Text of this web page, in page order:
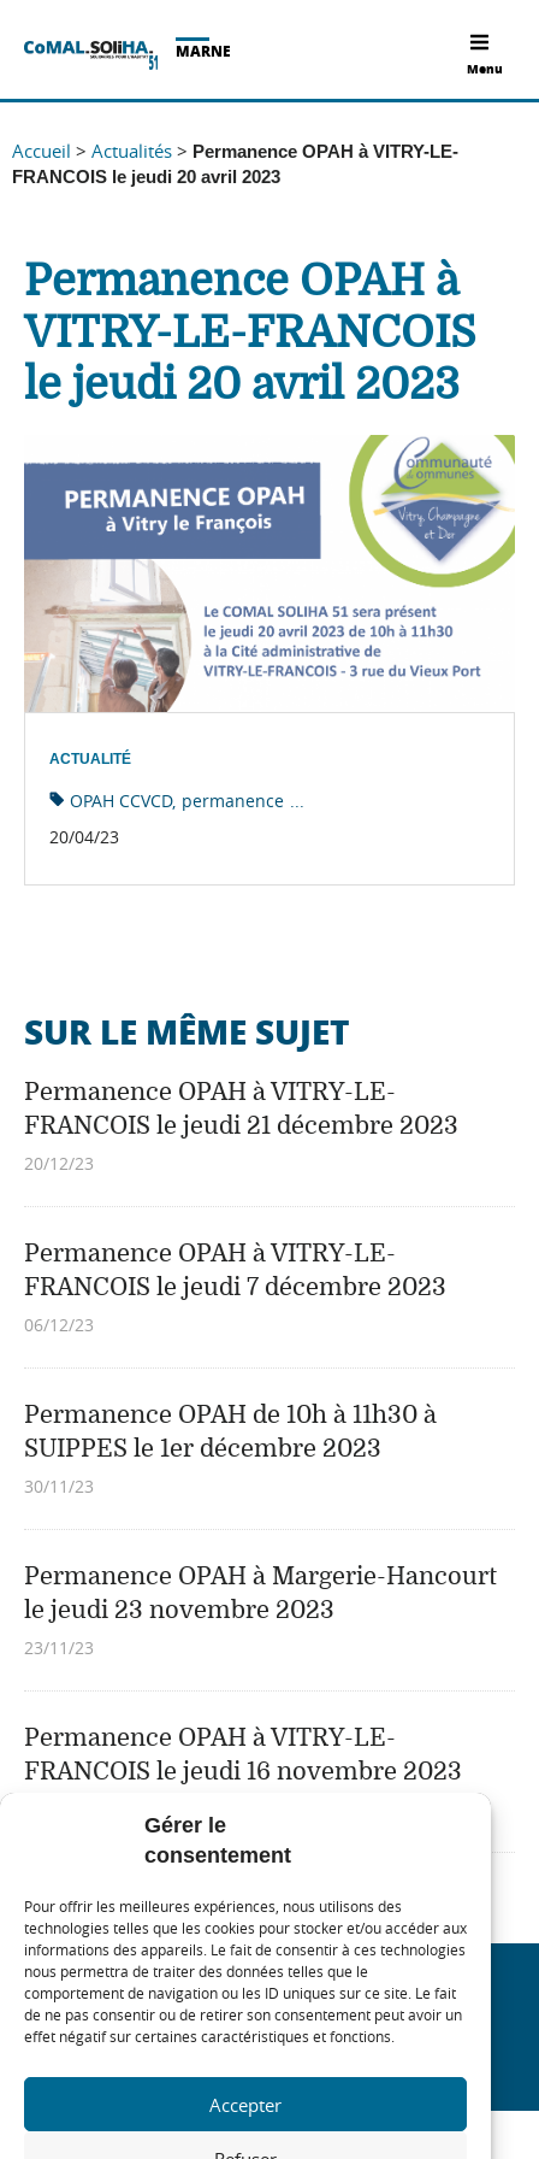
Gérer le
consentement
Pour offrir les meilleures expériences, nous utilisons des
technologies telles que les cookies pour stocker et/ou accéder aux
informations des appareils. Le fait de consentir à ces technologies
nous permettra de traiter des données telles que le
comportement de navigation ou les ID uniques sur ce site. Le fait
de ne pas consentir ou de retirer son consentement peut avoir un
effet négatif sur certaines caractéristiques et fonctions.
Accepter
Menu
MARNE
Accueil > Actualités > Permanence OPAH à VITRY-LE-
FRANCOIS le jeudi 20 avril 2023
Permanence OPAH à
VITRY-LE-FRANCOIS
le jeudi 20 avril 2023
ACTUALITÉ
OPAH CCVCD permanence ...
20/04/23
SUR LE MÊME SUJET
Permanence OPAH à VITRY-LE-
FRANCOIS le jeudi 21 décembre 2023
20/12/23
Permanence OPAH à VITRY-LE-
FRANCOIS le jeudi 7 décembre 2023
06/12/23
Permanence OPAH de 10h à 11h30 à
SUIPPES le 1er décembre 2023
30/11/23
Permanence OPAH à Margerie-Hancourt
le jeudi 23 novembre 2023
23/11/23
Permanence OPAH à VITRY-LE-
FRANCOIS le jeudi 16 novembre 2023
REJOIGNEZ NOTRE COMMUNAUTÉ
On
On
On
On